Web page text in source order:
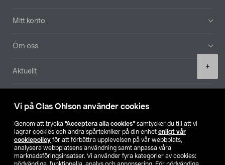
Vi på Clas Ohlson använder cookies
Genom att trycka ”Acceptera alla cookies” samtycker du till att vi
lagrar cookies och andra spårtekniker på din enhet enligt vår
cookiepolicy för att förbättra upplevelsen på vår webbplats,
analysera webbplatsens användning samt anpassa våra
marknadsföringsinsatser. Vi använder fyra kategorier av cookies:
+
Mitt konto
Om oss
Aktuellt
Hitta butik
SE NO FI